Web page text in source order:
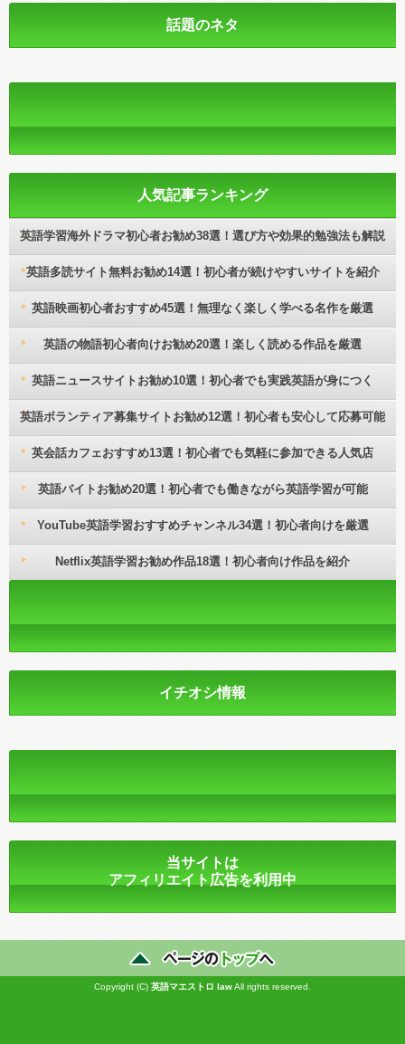
話題のネタ
人気記事ランキング
英語学習海外ドラマ初心者お勧め38選！選び方や効果的勉強法も解説
英語多読サイト無料お勧め14選！初心者が続けやすいサイトを紹介
英語映画初心者おすすめ45選！無理なく楽しく学べる名作を厳選
英語の物語初心者向けお勧め20選！楽しく読める作品を厳選
英語ニュースサイトお勧め10選！初心者でも実践英語が身につく
英語ボランティア募集サイトお勧め12選！初心者も安心して応募可能
英会話カフェおすすめ13選！初心者でも気軽に参加できる人気店
英語バイトお勧め20選！初心者でも働きながら英語学習が可能
YouTube英語学習おすすめチャンネル34選！初心者向けを厳選
Netflix英語学習お勧め作品18選！初心者向け作品を紹介
イチオシ情報
当サイトは
アフィリエイト広告を利用中
Copyright (C) 英語マエストロ lawAll rights reserved.